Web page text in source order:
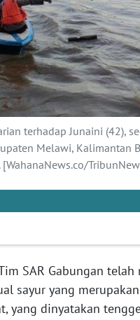
terhadap Junaini (42),
Melawi, Kalimantan
SAR Gabungan telah
sayur yang
yang dinyatakan